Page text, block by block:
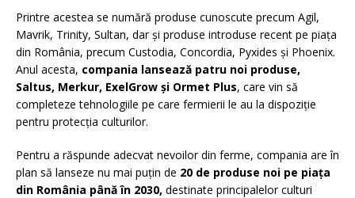
Printre acestea se numără produse cunoscute precum Agil,
Mavrik, Trinity, Sultan, dar și produse introduse recent pe piața
din România, precum Custodia, Concordia, Pyxides și Phoenix.
Anul acesta, compania lansează patru noi produse,
Saltus, Merkur, ExelGrow și Ormet Plus, care vin să
completeze tehnologiile pe care fermierii le au la dispoziție
pentru protecția culturilor.
Pentru a răspunde adecvat nevoilor din ferme, compania are în
plan să lanseze nu mai puțin de 20 de produse noi pe piața
din România până în 2030, destinate principalelor culturi